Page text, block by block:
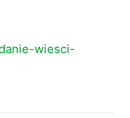
wiesci-